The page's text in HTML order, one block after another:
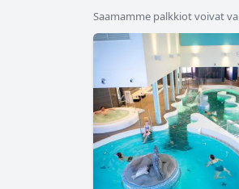
Saamamme palkkiot voivat